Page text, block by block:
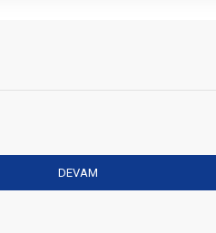
DEVAM